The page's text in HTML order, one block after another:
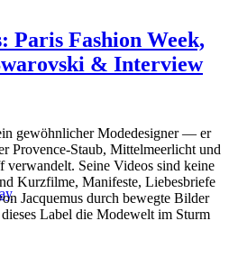
Paris Fashion Week,
& Interview
gewöhnlicher Modedesigner — er
Provence-Staub, Mittelmeerlicht und
Seine Videos sind keine
Kurzfilme, Manifeste, Liebesbriefe
Jacquemus durch bewegte Bilder
Label die Modewelt im Sturm